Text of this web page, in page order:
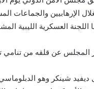
الإرهابيين والجماعات
اللجنة العسكرية الليبية
المجلس عن قلقه من تنامي
ديفيد شينكر وهو